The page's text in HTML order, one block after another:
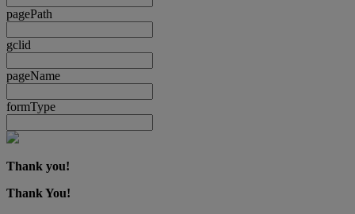
pagePath
gclid
pageName
formType
Thank you!
Thank You!